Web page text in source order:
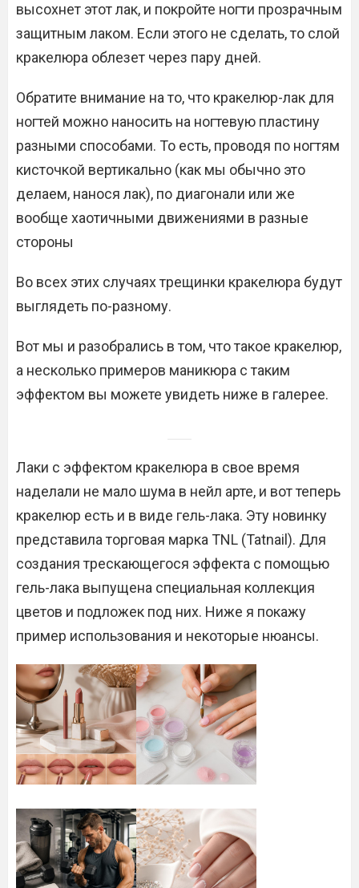
высохнет этот лак, и покройте ногти прозрачным
защитным лаком. Если этого не сделать, то слой
кракелюра облезет через пару дней.
Обратите внимание на то, что кракелюр-лак для
ногтей можно наносить на ногтевую пластину
разными способами. То есть, проводя по ногтям
кисточкой вертикально (как мы обычно это
делаем, нанося лак), по диагонали или же
вообще хаотичными движениями в разные
стороны
Во всех этих случаях трещинки кракелюра будут
выглядеть по-разному.
Вот мы и разобрались в том, что такое кракелюр,
а несколько примеров маникюра с таким
эффектом вы можете увидеть ниже в галерее.
Лаки с эффектом кракелюра в свое время
наделали не мало шума в нейл арте, и вот теперь
кракелюр есть и в виде гель-лака. Эту новинку
представила торговая марка TNL (Tatnail). Для
создания трескающегося эффекта с помощью
гель-лака выпущена специальная коллекция
цветов и подложек под них. Ниже я покажу
пример использования и некоторые нюансы.